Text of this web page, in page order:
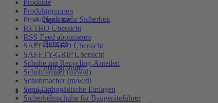
Noch mehr Sicherheit
Normen
Piktogramme
Academy
Produkte
Produktgruppen
Produktqualität
RETRO Übersicht
RSS-Feed abonnieren
SAFEGUARD Übersicht
SAFETY-GRIP Übersicht
Schuhe mit Recycling-Anteilen
Schuhfertiger (m/w/d)
Schuhmacher (m/w/d)
Semi-Orthopädische Einlagen
Sicherheitsschuhe für Baugeräteführer